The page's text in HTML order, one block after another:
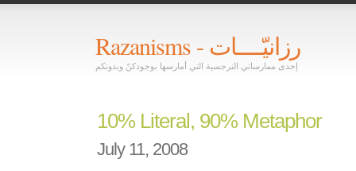
Razanisms - رزانيّــــات
إحدى ممارساتي النرجسية التي أمارسها بوجودكنّ وبدونكم
10% Literal, 90% Metaphor
July 11, 2008